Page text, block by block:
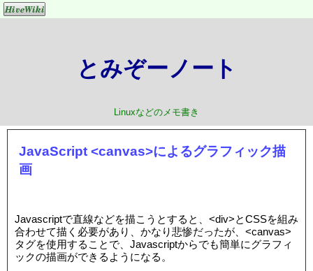
とみぞーノート
Linuxなどのメモ書き
JavaScript <canvas>によるグラフィック描
画
Javascriptで直線などを描こうとすると、<div>とCSSを組み
合わせて描く必要があり、かなり悲惨だったが、<canvas>
タグを使用することで、Javascriptからでも簡単にグラフィ
ックの描画ができるようになる。